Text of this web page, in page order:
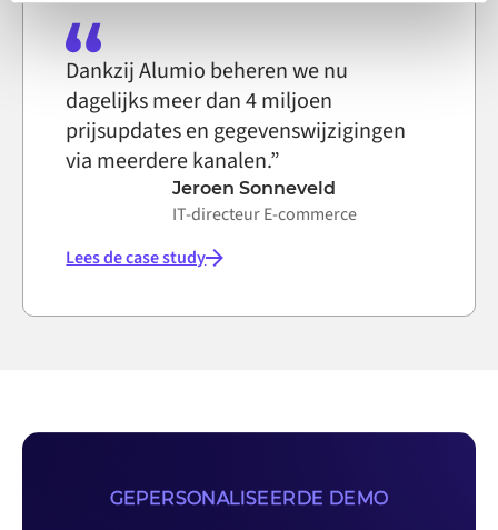
on the internet
Dankzij Alumio beheren we nu
dagelijks meer dan 4 miljoen
prijsupdates en gegevenswijzigingen
via meerdere kanalen.”
Jeroen Sonneveld
IT-directeur E-commerce
Lees de case study
GEPERSONALISEERDE DEMO